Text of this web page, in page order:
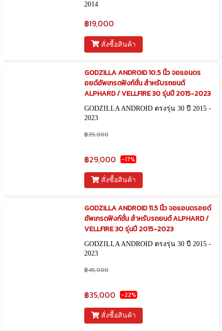
2014
฿19,000
สั่งซื้อสินค้า
GODZILLA ANDROID 10.5 นิ้ว จอแอนดร
อยด์อัพเกรดฟังก์ชั่น สำหรับรถยนต์
ALPHARD / VELLFIRE 30 รุ่นปี 2015-2023
GODZILLA ANDROID ตรงรุ่น 30 ปี 2015 -
2023
฿35,000
฿29,000 -17%
สั่งซื้อสินค้า
GODZILLA ANDROID 11.5 นิ้ว จอแอนดรอยด์
อัพเกรดฟังก์ชั่น สำหรับรถยนต์ ALPHARD /
VELLFIRE 30 รุ่นปี 2015-2023
GODZILLA ANDROID ตรงรุ่น 30 ปี 2015 -
2023
฿45,000
฿35,000 -22%
สั่งซื้อสินค้า